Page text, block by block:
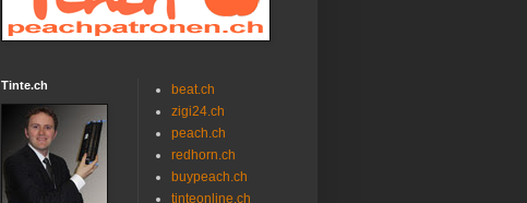
Tinte.ch
beat.ch
zigi24.ch
peach.ch
redhorn.ch
buypeach.ch
tinteonline.ch